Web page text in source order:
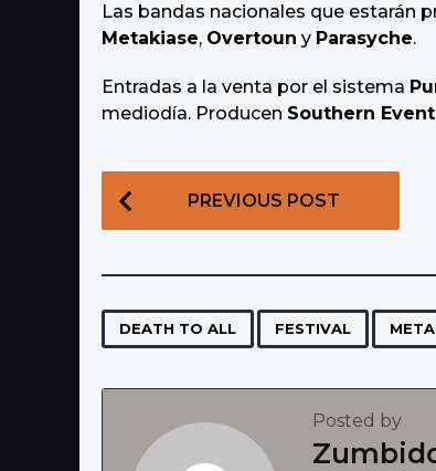
Las bandas nacionales que estarán
Metakiase, Overtoun y Parasyche.
Entradas a la venta por el sistema
mediodía. Producen Southern
P
o
P
g
PREVIOUS POST
DEATH TO ALL FESTIVAL
Posted by